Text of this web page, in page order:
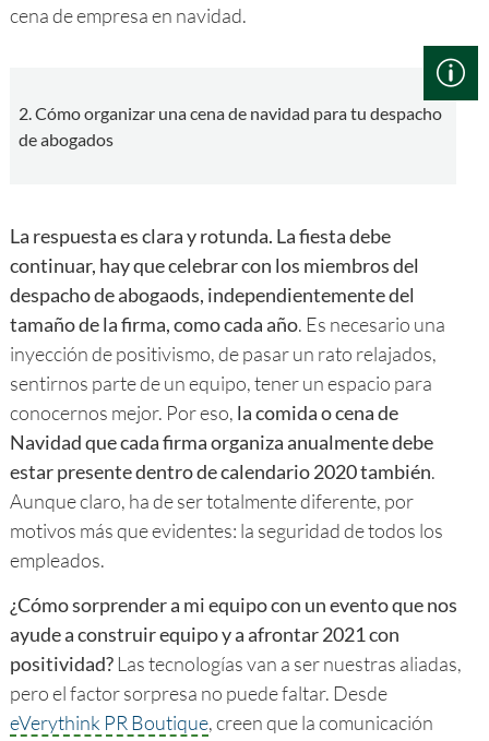
cena de empresa en navidad.
2. Cómo organizar una cena de navidad para tu despacho
de abogados
La respuesta es clara y rotunda. La fiesta debe
continuar, hay que celebrar con los miembros del
despacho de abogaods, independientemente del
tamaño de la firma, como cada año. Es necesario una
inyección de positivismo, de pasar un rato relajados,
sentirnos parte de un equipo, tener un espacio para
conocernos mejor. Por eso, la comida o cena de
Navidad que cada firma organiza anualmente debe
estar presente dentro de calendario 2020 también.
Aunque claro, ha de ser totalmente diferente, por
motivos más que evidentes: la seguridad de todos los
empleados.
¿Cómo sorprender a mi equipo con un evento que nos
ayude a construir equipo y a afrontar 2021 con
positividad?Las tecnologías van a ser nuestras aliadas,
pero el factor sorpresa no puede faltar. Desde
eVerythink PR Boutique, creen que la comunicación